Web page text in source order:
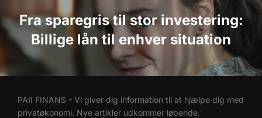
Fra sparegris til stor investering:
Billige lån til enhver situation
PAII FINANS - Vi giver dig information til at hjælpe dig med
privatøkonomi. Nye artikler udkommer løbende.